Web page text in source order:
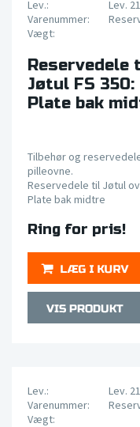
Lev.:
Lev.
Varenummer:
Vægt:
Reservedele
Jøtul FS 350:
Plate bak
Tilbehør og
pilleovne.
Reservedele til Jøtul
Plate bak midtre
Ring for pris!
Lev.:
Lev.
Varenummer:
Vægt: